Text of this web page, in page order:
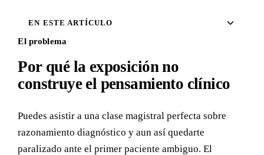
EN ESTE ARTÍCULO
El problema
Por qué la exposición no
construye el pensamiento clínico
Puedes asistir a una clase magistral perfecta sobre
razonamiento diagnóstico y aun así quedarte
paralizado ante el primer paciente ambiguo. El